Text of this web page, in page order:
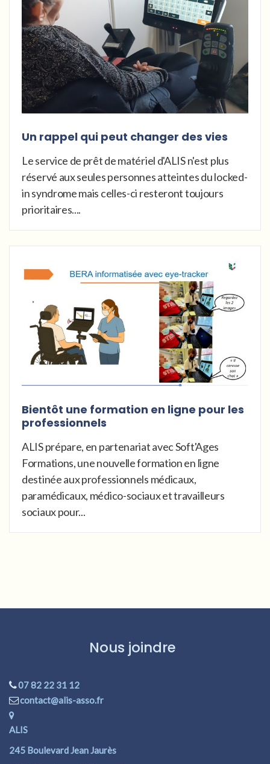
Un rappel qui peut changer des vies
Le service de prêt de matériel d'ALIS n'est plus
réservé aux seules personnes atteintes du locked-
in syndrome mais celles-ci resteront toujours
prioritaires....
Bientôt une formation en ligne pour les
professionnels
ALIS prépare, en partenariat avec Soft'Ages
Formations, une nouvelle formation en ligne
destinée aux professionnels médicaux,
paramédicaux, médico-sociaux et travailleurs
sociaux pour...
Nous joindre
07 82 22 31 12
contact@alis-asso.fr
ALIS
245 Boulevard Jean Jaurès